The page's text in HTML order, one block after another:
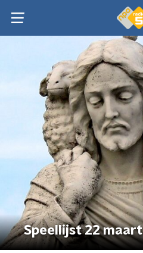
Speellijst 22 maart